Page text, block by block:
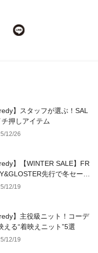
】スタッフが選ぶ！SAL
チ押しアイテム
12/26
】【WINTER SALE】FR
先行で冬セール
よいよスタート!!
12/19
】主役級ニット！コーデ
える“着映えニット”5選
12/19